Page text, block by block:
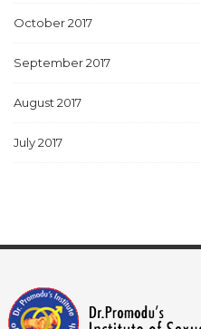
October 2017
September 2017
August 2017
July 2017